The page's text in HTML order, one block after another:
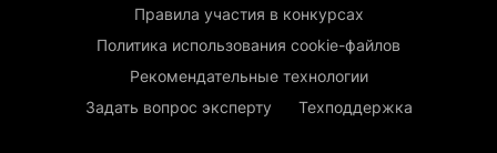
Правила участия в конкурсах
Политика использования cookie-файлов
Рекомендательные технологии
Задать вопрос эксперту
Техподдержка